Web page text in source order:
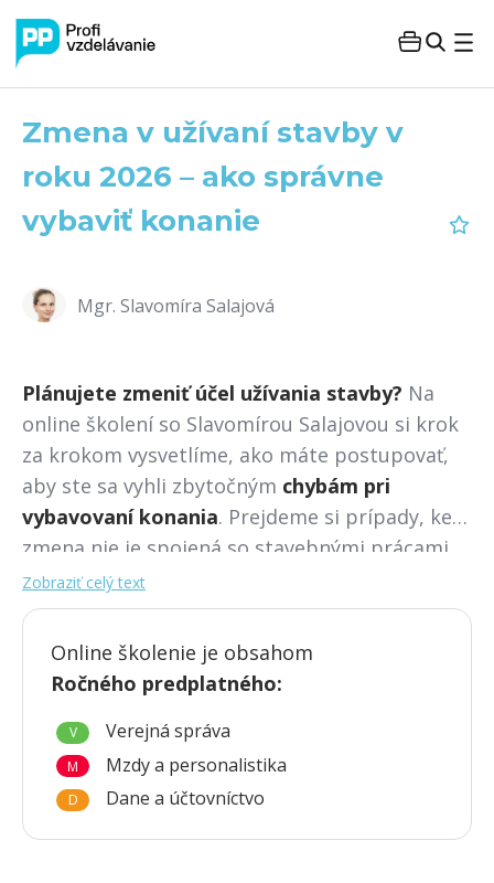
Zmena v užívaní stavby v
roku 2026 – ako správne
vybaviť konanie
Mgr. Slavomíra Salajová
Plánujete zmeniť účel užívania stavby? Na
online školení so Slavomírou Salajovou si krok
za krokom vysvetlíme, ako máte postupovať,
aby ste sa vyhli zbytočným chybám pri
vybavovaní konania. Prejdeme si prípady, keď
zmena nie je spojená so stavebnými prácami,
keď je spojená so stavebnými úpravami, ktoré
postačuje ohlásiť, aj keď ide o zmenu stavby.
Dozviete sa,
kedy musíte podať návrh na
zmenu v užívaní
, kedy postačí ohlásenie
dokumentáciu či formuláre
potrebovať podľa nového Stavebného zákona
účinného od 1. apríla 2025.
Zobraziť celý text
Online školenie je obsahom
Ročného predplatného:
V Verejná správa
M Mzdy a personalistika
D Dane a účtovníctvo